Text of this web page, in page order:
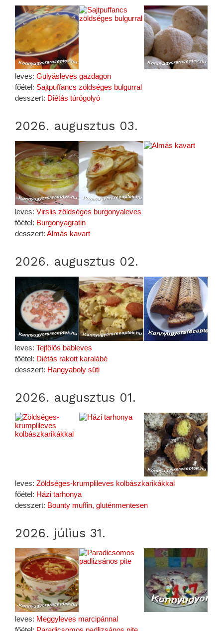
leves: Gulyásleves gazdagon
főétel: Sajtpuffancs zöldséges bulgurral
desszert: Diétás túrógolyó
2026. augusztus 03.
leves: Virslis zöldséges burgonyaleves
főétel: Burgonyagratin
desszert: Almás kavart
2026. augusztus 02.
leves: Tejfölös bableves
főétel: Diétás rakott karalábé
desszert: Hangyaboly süti
2026. augusztus 01.
leves: Zöldséges-krumplileves kolbászkarikákkal
főétel: Házi tarhonya
desszert: Bounty muffin, gluténmentesen
2026. július 31.
leves: Meggyleves marcipánnal